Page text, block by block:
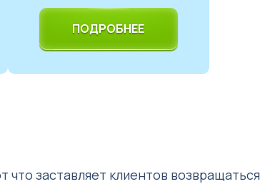
ПОДРОБНЕЕ
заставляет клиентов возвращаться